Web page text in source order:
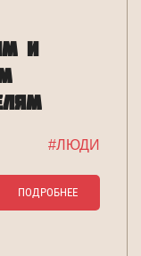
И
#ЛЮДИ
ПОДРОБНЕЕ